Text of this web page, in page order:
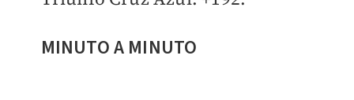
MINUTO A MINUTO